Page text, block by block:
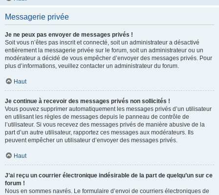
Messagerie privée
Je ne peux pas envoyer de messages privés !
Soit vous n’êtes pas inscrit et connecté, soit un administrateur a désactivé
entièrement la messagerie privée sur le forum, soit un administrateur ou un
modérateur a décidé de vous empêcher d’envoyer des messages privés. Pour
plus d’informations, veuillez contacter un administrateur du forum.
Haut
Je continue à recevoir des messages privés non sollicités !
Vous pouvez supprimer automatiquement les messages privés d’un utilisateur
en utilisant les règles de messages depuis le panneau de contrôle de
l’utilisateur. Si vous recevez des messages privés de manière abusive de la
part d’un autre utilisateur, rapportez ces messages aux modérateurs. Ils
peuvent empêcher un utilisateur d’envoyer des messages privés.
Haut
J’ai reçu un courrier électronique indésirable de la part de quelqu’un sur ce
forum !
Nous en sommes navrés. Le formulaire d’envoi de courriers électroniques de